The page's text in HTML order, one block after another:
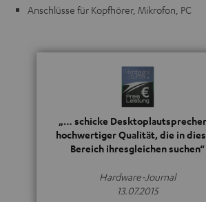
Anschlüsse für Kopfhörer, Mikrofon, PC
„… schicke
hochwertiger Qualität, die in
Bereich ihresgleichen suchen“
Hardware-Journal
13.07.2015